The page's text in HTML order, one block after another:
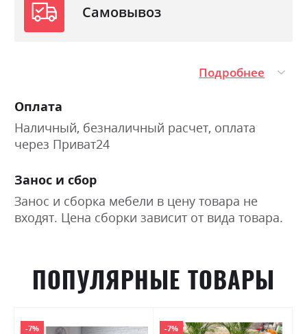
Самовывоз
Подробнее
Оплата
Наличный, безналичный расчет, оплата
через Приват24
Занос и сбор
Занос и сборка мебели в цену товара не
входят. Цена сборки зависит от вида товара.
ПОПУЛЯРНЫЕ ТОВАРЫ
-7% -7%